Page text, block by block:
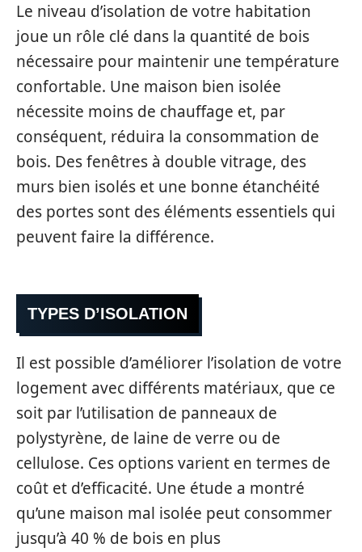
Le niveau d’isolation de votre habitation
joue un rôle clé dans la quantité de bois
nécessaire pour maintenir une température
confortable. Une maison bien isolée
nécessite moins de chauffage et, par
conséquent, réduira la consommation de
bois. Des fenêtres à double vitrage, des
murs bien isolés et une bonne étanchéité
des portes sont des éléments essentiels qui
peuvent faire la différence.
TYPES D’ISOLATION
Il est possible d’améliorer l’isolation de votre
logement avec différents matériaux, que ce
soit par l’utilisation de panneaux de
polystyrène, de laine de verre ou de
cellulose. Ces options varient en termes de
coût et d’efficacité. Une étude a montré
qu’une maison mal isolée peut consommer
jusqu’à 40 % de bois en plus